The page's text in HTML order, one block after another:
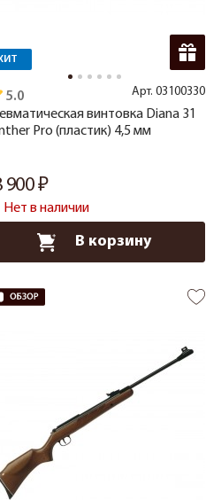
5.0 Арт. 03100330
винтовка Diana 31
Pro (пластик) 4,5 мм
900
Нет в наличии
В корзину